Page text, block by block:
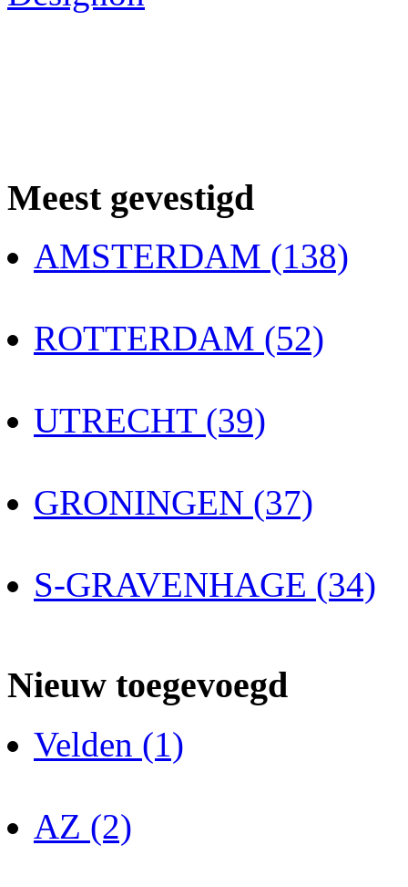
Meest gevestigd
AMSTERDAM (138)
ROTTERDAM (52)
UTRECHT (39)
GRONINGEN (37)
S-GRAVENHAGE (34)
Nieuw toegevoegd
Velden (1)
AZ (2)